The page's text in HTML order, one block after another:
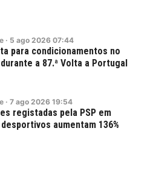
· 5 ago 2026 07:44
para condicionamentos no
a 87.ª Volta a Portugal
· 7 ago 2026 19:54
registadas pela PSP em
aumentam 136%